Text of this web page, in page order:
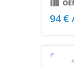
94 €